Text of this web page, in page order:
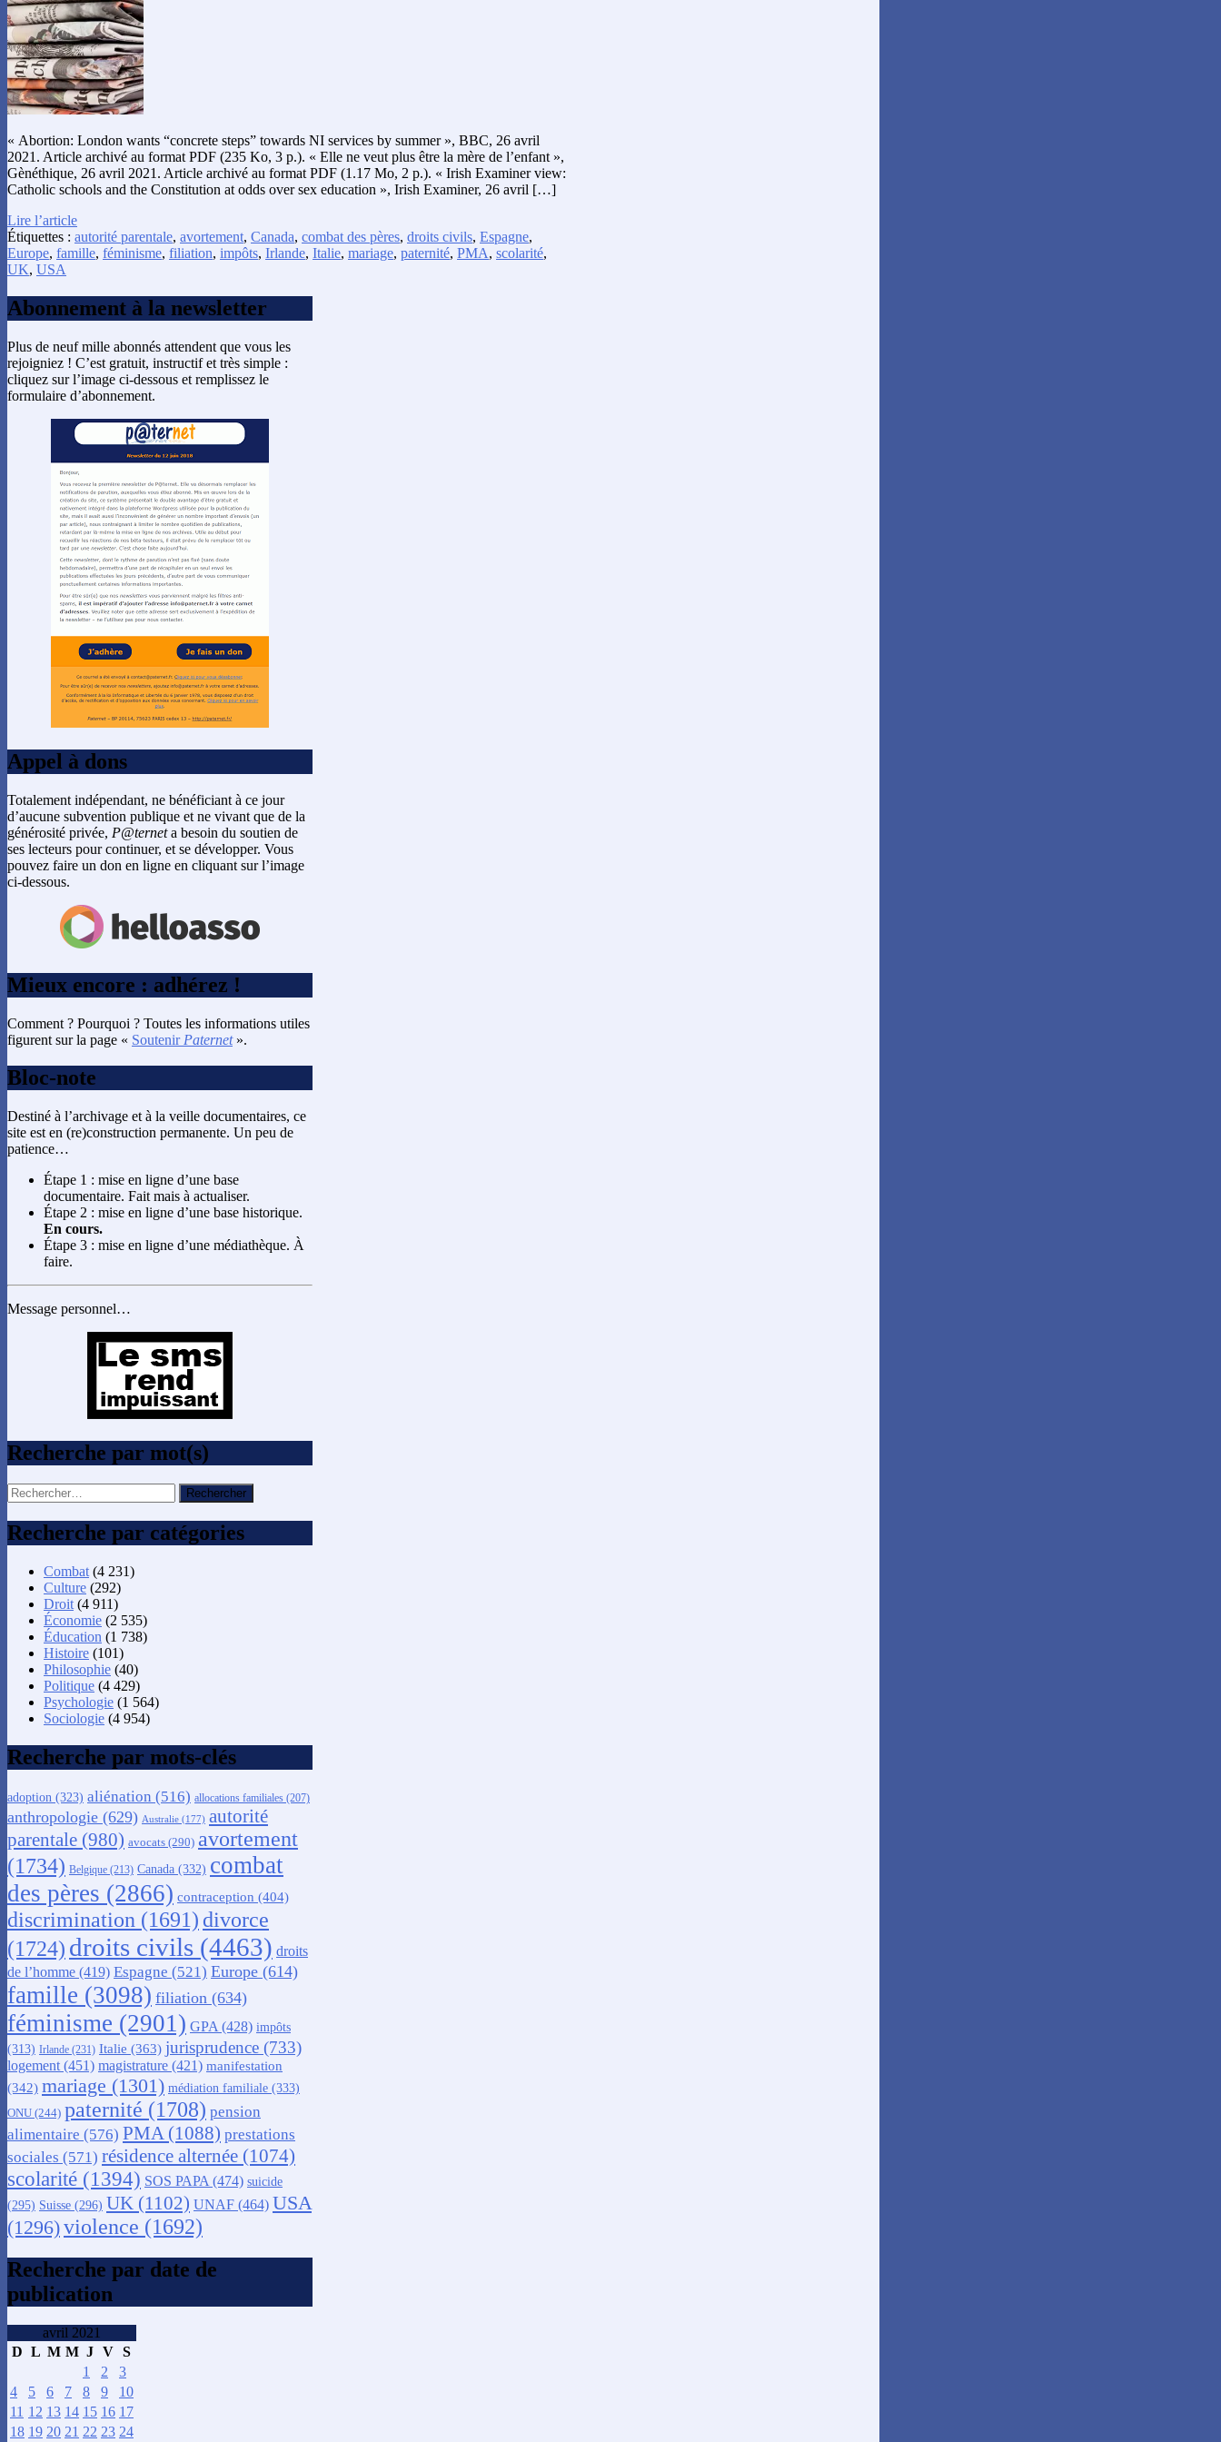
« Abortion: London wants “concrete steps” towards NI services by summer », BBC, 26 avril
2021. Article archivé au format PDF (235 Ko, 3 p.). « Elle ne veut plus être la mère de l’enfant »,
Gènéthique, 26 avril 2021. Article archivé au format PDF (1.17 Mo, 2 p.). « Irish Examiner view:
Catholic schools and the Constitution at odds over sex education », Irish Examiner, 26 avril […]
Lire l’article
Étiquettes : autorité parentale, avortement, Canada, combat des pères, droits civils, Espagne,
Europe, famille, féminisme, filiation, impôts, Irlande, Italie, mariage, paternité, PMA, scolarité,
UK, USA
Abonnement à la newsletter
Plus de neuf mille abonnés attendent que vous les
rejoigniez ! C’est gratuit, instructif et très simple :
cliquez sur l’image ci-dessous et remplissez le
formulaire d’abonnement.
Appel à dons
Totalement indépendant, ne bénéficiant à ce jour
d’aucune subvention publique et ne vivant que de la
générosité privée, P@terneta besoin du soutien de
ses lecteurs pour continuer, et se développer. Vous
pouvez faire un don en ligne en cliquant sur l’image
ci-dessous.
Mieux encore : adhérez !
Comment ? Pourquoi ? Toutes les informations utiles
figurent sur la page « Soutenir Paternet».
Bloc-note
Destiné à l’archivage et à la veille documentaires, ce
site est en (re)construction permanente. Un peu de
patience…
Étape 1 : mise en ligne d’une base
documentaire. Fait mais à actualiser.
Étape 2 : mise en ligne d’une base historique.
En cours.
Étape 3 : mise en ligne d’une médiathèque. À
faire.
Message personnel…
Recherche par mot(s)
Rechercher :
Recherche par catégories
Combat (4 231)
Culture (292)
Droit (4 911)
Économie (2 535)
Éducation (1 738)
Histoire (101)
Philosophie (40)
Politique (4 429)
Psychologie (1 564)
Sociologie (4 954)
Recherche par mots-clés
adoption (323) aliénation (516) allocations familiales (207)
anthropologie (629) Australie (177) autorité
parentale (980) avocats (290) avortement
(1734) Belgique (213) Canada (332) combat
des pères (2866) contraception (404)
discrimination (1691) divorce
(1724) droits civils (4463) droits
de l’homme (419) Espagne (521) Europe (614)
famille (3098) filiation (634)
féminisme (2901) GPA (428) impôts
(313) Irlande (231) Italie (363) jurisprudence (733)
logement (451) magistrature (421) manifestation
(342) mariage (1301) médiation familiale (333)
ONU (244) paternité (1708) pension
alimentaire (576) PMA(1088) prestations
sociales (571) résidence alternée (1074)
scolarité (1394) SOS PAPA(474) suicide
(295) Suisse (296) UK (1102) UNAF (464) USA
(1296)violence (1692)
Recherche par date de
publication
avril 2021
D L M M J V S
1
2
3
4
5 6 7 8 9
10
11 12 13 14 15 16 17
18 19 20 21 22 23 24